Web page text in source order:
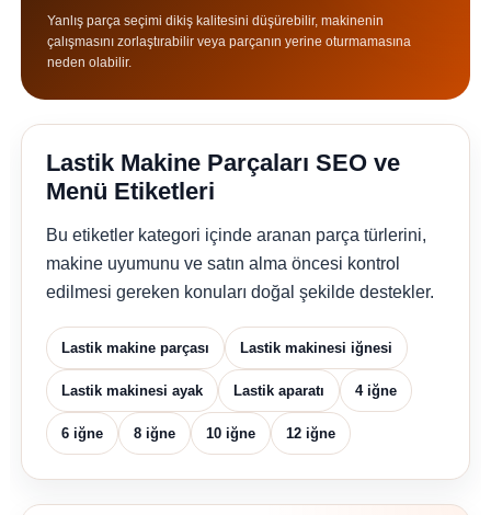
Yanlış parça seçimi dikiş kalitesini düşürebilir, makinenin
çalışmasını zorlaştırabilir veya parçanın yerine oturmamasına
neden olabilir.
Lastik Makine Parçaları SEO ve
Menü Etiketleri
Bu etiketler kategori içinde aranan parça türlerini,
makine uyumunu ve satın alma öncesi kontrol
edilmesi gereken konuları doğal şekilde destekler.
Lastik makine parçası Lastik makinesi iğnesi
Lastik makinesi ayak Lastik aparatı 4 iğne
6 iğne 8 iğne 10 iğne 12 iğne